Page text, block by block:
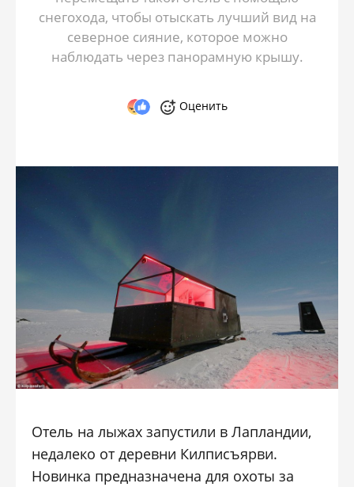
снегохода, чтобы отыскать лучший вид на
северное сияние, которое можно
наблюдать через панорамную крышу.
Оценить
Отель на лыжах запустили в Лапландии,
недалеко от деревни Килписъярви.
Новинка предназначена для охоты за